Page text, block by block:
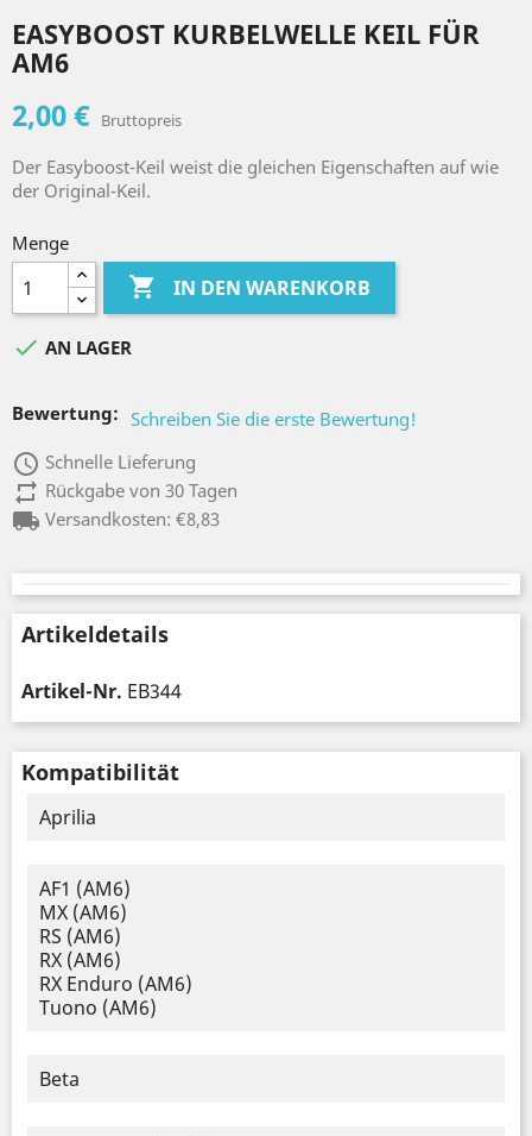
EASYBOOST KURBELWELLE KEIL FÜR
AM6
2,00 € Bruttopreis
Der Easyboost-Keil weist die gleichen Eigenschaften auf wie
der Original-Keil.
Menge
 IN DEN WARENKORB
 AN LAGER
Bewertung: Schreiben Sie die erste Bewertung!
access_time Schnelle Lieferung
repeatRückgabe von 30 Tagen
local_shippingVersandkosten: €8,83
Artikeldetails
Artikel-Nr. EB344
Kompatibilität
Aprilia
AF1 (AM6)
MX (AM6)
RS (AM6)
RX (AM6)
RX Enduro (AM6)
Tuono (AM6)
Beta